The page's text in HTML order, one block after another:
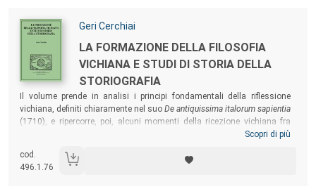
livello di processo di formazione della singolarità.
Autori:
Geri Cerchiai
Titolo:
LA FORMAZIONE DELLA FILOSOFIA
VICHIANA E STUDI DI STORIA DELLA
STORIOGRAFIA
Sommario:
Il volume prende in analisi i principi fondamentali della riflessione
vichiana, definiti chiaramente nel suo De antiquissima italorum sapientia
(1710), e ripercorre, poi, alcuni momenti della ricezione vichiana fra
Ottocento e Novecento, mostrando come le polemiche sul Vico
sua discendenza da una tradizione più prettamente scolastica o,
addirittura, sulla sua appartenenza a una supposta “linea culturale
Scopri di più
cod.
496.1.76